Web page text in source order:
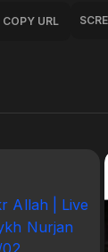
COPY URL